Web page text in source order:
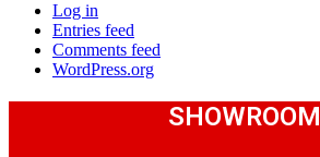
Log in
Entries feed
Comments feed
WordPress.org
SHOWROOM